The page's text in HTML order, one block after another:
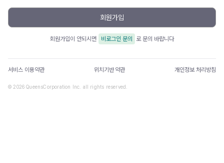
회원가입
회원가입이 안되시면 비로그인 문의 로 문의 바랍니다
서비스 이용약관 위치기반 약관 개인정보 처리방침
© 2026 QueensCorporation Inc. all rights reserved.